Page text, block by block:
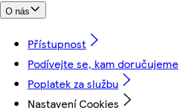
O nás
Přístupnost
Podívejte se, kam doručujeme
Poplatek za službu
Nastavení Cookies